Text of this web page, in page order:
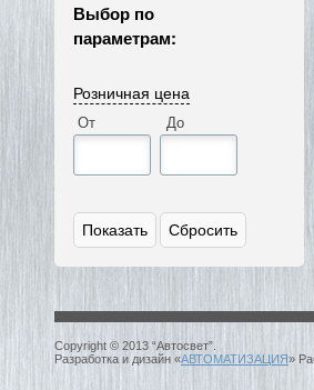
Выбор по
параметрам:
Розничная цена
От До
Copyright © 2013 “Автосвет”.
Разработка и дизайн «АВТОМАТИЗАЦИЯ»